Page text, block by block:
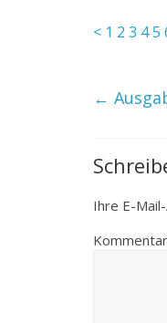
< 1 2 3 45
←
Ihre E-
Kommentar